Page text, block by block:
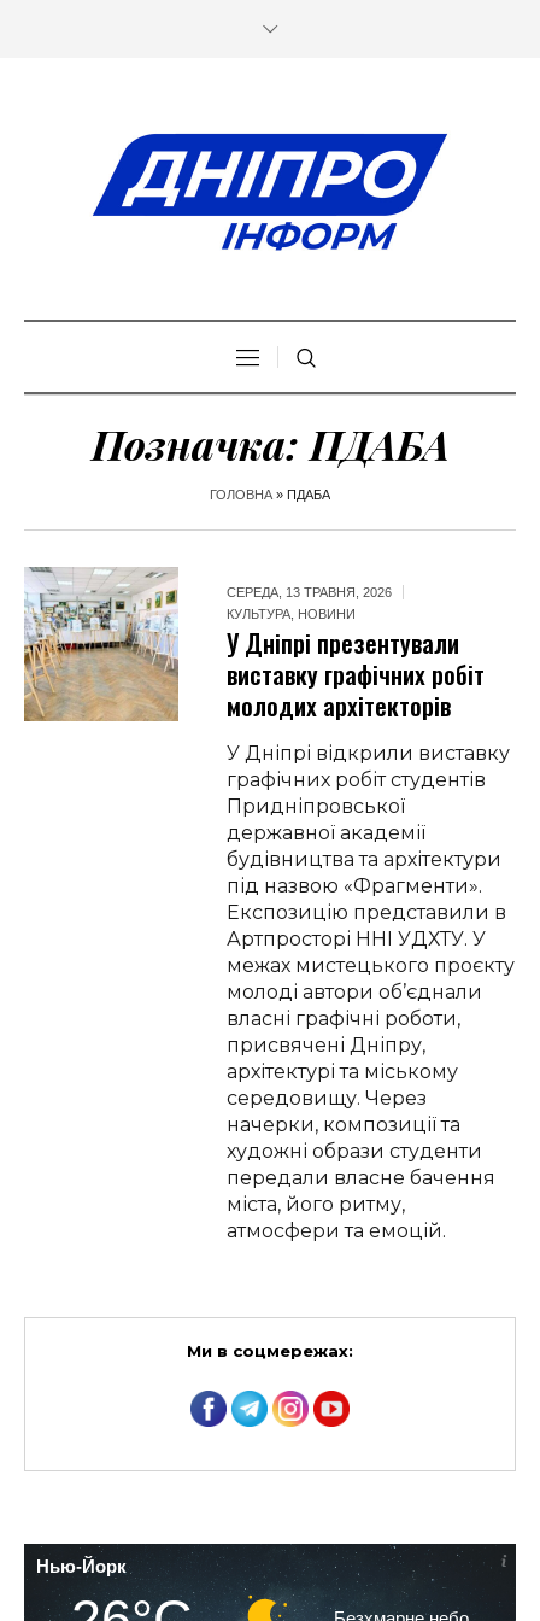
Позначка: ПДАБА
ГОЛОВНА » ПДАБА
СЕРЕДА, 13 ТРАВНЯ, 2026
КУЛЬТУРА НОВИНИ
У Дніпрі презентували
виставку графічних робіт
молодих архітекторів
У Дніпрі відкрили виставку
графічних робіт студентів
Придніпровської
державної академії
будівництва та архітектури
під назвою «Фрагменти».
Експозицію представили в
Артпросторі ННІ УДХТУ. У
межах мистецького проєкту
молоді автори об’єднали
власні графічні роботи,
присвячені Дніпру,
архітектурі та міському
середовищу. Через
начерки, композиції та
художні образи студенти
передали власне бачення
міста, його ритму,
атмосфери та емоцій.
Ми в соцмережах:
Нью-Йорк